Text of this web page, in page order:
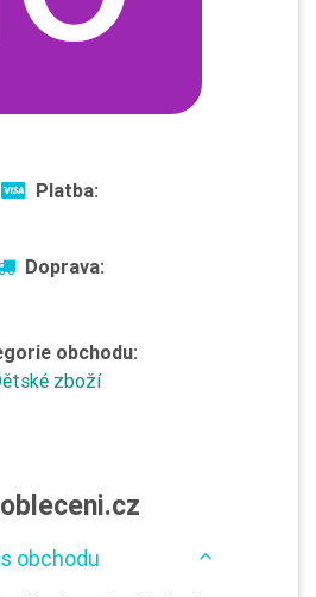
Platba:
Doprava:
obchodu:
zboží
obchodu